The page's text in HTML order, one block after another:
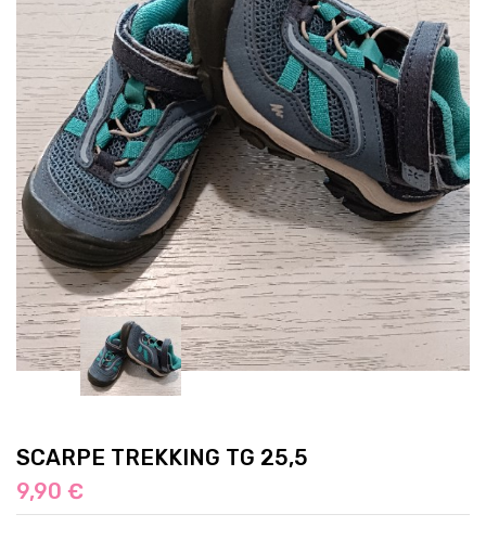
SCARPE TREKKING TG 25,5
9,90 €